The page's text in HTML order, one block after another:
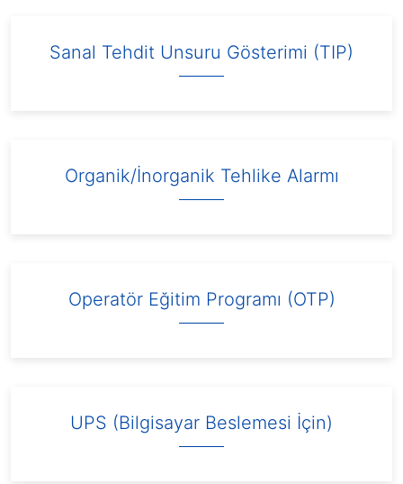
Sanal Tehdit Unsuru Gösterimi (TIP)
Organik/İnorganik Tehlike Alarmı
Operatör Eğitim Programı (OTP)
UPS (Bilgisayar Beslemesi İçin)